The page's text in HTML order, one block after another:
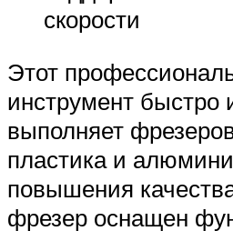
скорости
Этот
инструмент быстро
выполняет
пластика и
повышения
фрезер оснащен